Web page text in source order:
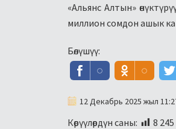
«Альянс Алтын»
миллион сомдон ашык
Бөлүшүү:
12 Декабрь 2025 жыл
Көрүүлөрдүн саны: 8 245